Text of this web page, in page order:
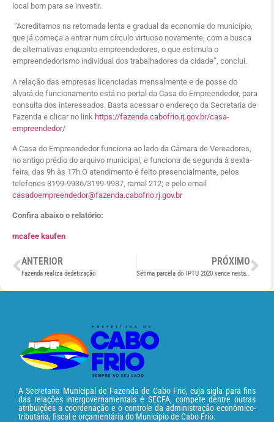
local bom para se investir.
“Acreditamos na retomada lenta e gradual da economia do município,
que já começa a entrar num círculo virtuoso novamente, com a busca
de alternativas enquanto empreendedores, o que estimula o
empreendedorismo individual dos trabalhadores da cidade”, conclui.
A relação das empresas licenciadas mensalmente e de posse do
alvará de funcionamento está no portal da Casa do Empreendedor, para
consulta dos interessados. Basta acessar o endereço da Secretaria de
Fazenda e clicar no link https://fazenda.cabofrio.rj.gov.br/casa-
empreendedor/
A Casa do Empreendedor funciona ao lado da Câmara de Vereadores,
no antigo prédio do arquivo municipal, e funciona de segunda à sexta-
feira, das 9h às 17h.O atendimento é feito presencialmente, pelos
telefones 3199-9936/3199-9937, ramal 212; e pelo email
casadoempreendedor@fazenda.cabofrio.rj.gov.br
Confira abaixo o relatório:
mcafee kaufen
ANTERIOR
Fazenda realiza dedetização
PRÓXIMO
Sétima parcela do IPTU 2020 vence nesta quinta-feira (20)
A Secretaria Municipal de Fazenda de Cabo Frio, cuja sigla para fins
das relações intergovernamentais é SECFA, compete dentre outras
atribuições a coordenação e o controle da administração econômico-
tributária, fiscal e orçamentária do Município de Cabo Frio.